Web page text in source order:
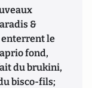
&
le
fond,
du brukini,
bisco-fils;